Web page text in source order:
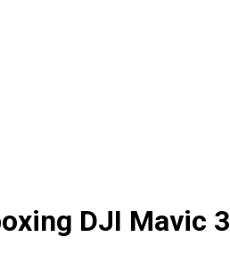
DJI Mavic 3